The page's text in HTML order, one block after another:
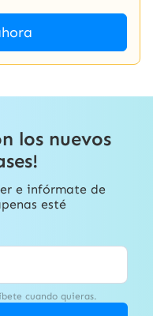
los nuevos
e infórmate de
esté
cuando quieras.